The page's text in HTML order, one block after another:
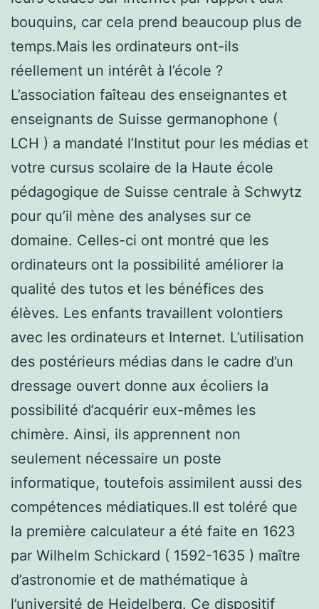
bouquins, car cela prend beaucoup plus de
temps.Mais les ordinateurs ont-ils
réellement un intérêt à l’école ?
L’association faîteau des enseignantes et
enseignants de Suisse germanophone (
LCH ) a mandaté l’Institut pour les médias et
votre cursus scolaire de la Haute école
pédagogique de Suisse centrale à Schwytz
pour qu’il mène des analyses sur ce
domaine. Celles-ci ont montré que les
ordinateurs ont la possibilité améliorer la
qualité des tutos et les bénéfices des
élèves. Les enfants travaillent volontiers
avec les ordinateurs et Internet. L’utilisation
des postérieurs médias dans le cadre d’un
dressage ouvert donne aux écoliers la
possibilité d’acquérir eux-mêmes les
chimère. Ainsi, ils apprennent non
seulement nécessaire un poste
informatique, toutefois assimilent aussi des
compétences médiatiques.Il est toléré que
la première calculateur a été faite en 1623
par Wilhelm Schickard ( 1592-1635 ) maître
d’astronomie et de mathématique à
l’université de Heidelberg. Ce dispositif